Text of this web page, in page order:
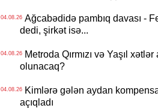
04.08.26Ağcabədidə pambıq davası -
dedi, şirkət isə...
04.08.26Metroda Qırmızı və Yaşıl
olunacaq?
04.08.26Kimlərə gələn aydan
açıqladı